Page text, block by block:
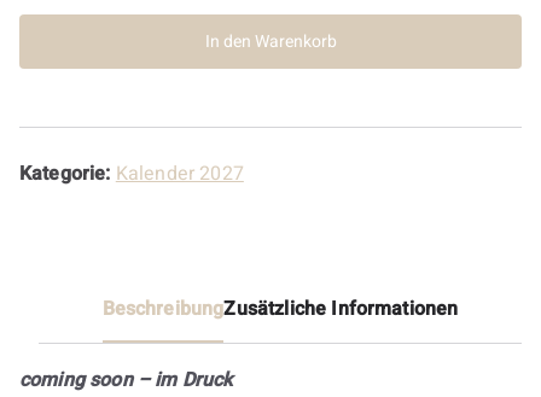
Menge
In den Warenkorb
Kategorie: Kalender 2027
BeschreibungZusätzliche Informationen
coming soon – im Druck